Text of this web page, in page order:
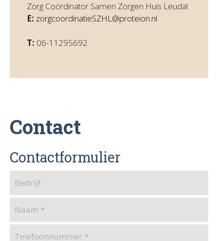
Zorg Coördinator Samen Zorgen Huis Leudal
E: zorgcoordinatieSZHL@proteion.nl
T: 06-11295692
Contact
Contactformulier